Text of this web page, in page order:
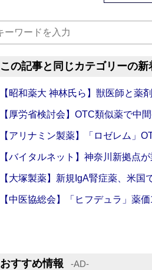
この記事と同じカテゴリーの新
【昭和薬大 神林氏ら】獣医師と薬
【厚労省検討会】OTC類似薬で中
【アリナミン製薬】「ロゼレム」
【バイタルネット】神奈川新拠点
【大塚製薬】新規IgA腎症薬、米国
【中医協総会】「ヒフデュラ」薬
おすすめ情報 ‐AD‐